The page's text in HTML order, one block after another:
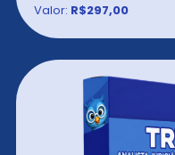
Valor: R$297,00